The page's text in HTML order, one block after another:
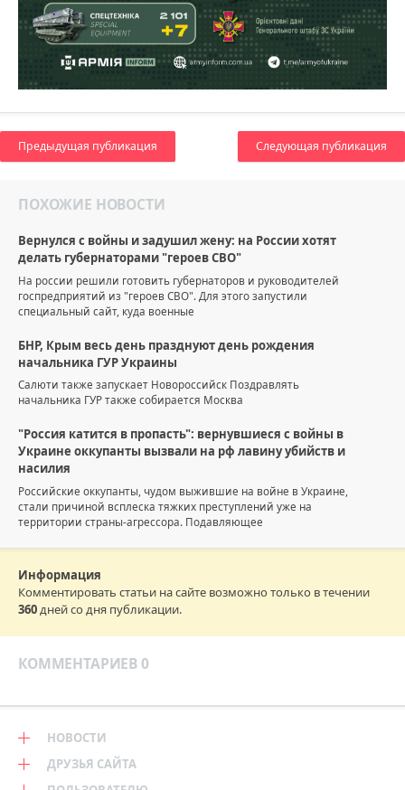
Предыдущая публикация Следующая публикация
ПОХОЖИЕ НОВОСТИ
Вернулся с войны и задушил жену: на России хотят
делать губернаторами "героев СВО"
На россии решили готовить губернаторов и руководителей
госпредприятий из "героев СВО". Для этого запустили
специальный сайт, куда военные
БНР, Крым весь день празднуют день рождения
начальника ГУР Украины
Салюти также запускает Новороссийск Поздравлять
начальника ГУР также собирается Москва
"Россия катится в пропасть": вернувшиеся с войны в
Украине оккупанты вызвали на рф лавину убийств и
насилия
Российские оккупанты, чудом выжившие на войне в Украине,
стали причиной всплеска тяжких преступлений уже на
территории страны-агрессора. Подавляющее
Информация
Комментировать статьи на сайте возможно только в течении
360дней со дня публикации.
КОММЕНТАРИЕВ 0
НОВОСТИ
ДРУЗЬЯ САЙТА